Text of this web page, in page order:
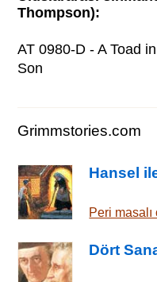
Thompson):
AT 0980-D - A Toad
Son
Grimmstories.com
Hansel
Peri
Dört